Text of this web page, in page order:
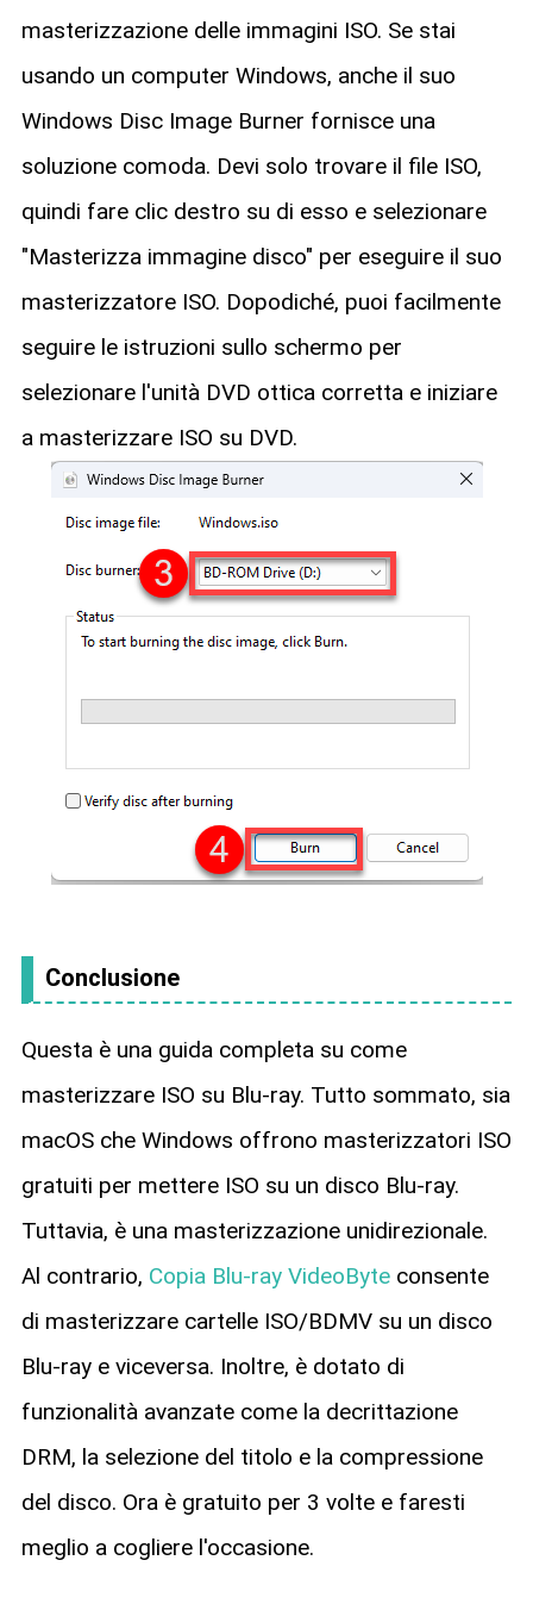
masterizzazione delle immagini ISO. Se stai
usando un computer Windows, anche il suo
Windows Disc Image Burner fornisce una
soluzione comoda. Devi solo trovare il file ISO,
quindi fare clic destro su di esso e selezionare
"Masterizza immagine disco" per eseguire il suo
masterizzatore ISO. Dopodiché, puoi facilmente
seguire le istruzioni sullo schermo per
selezionare l'unità DVD ottica corretta e iniziare
a masterizzare ISO su DVD.
Conclusione
Questa è una guida completa su come
masterizzare ISO su Blu-ray. Tutto sommato, sia
macOS che Windows offrono masterizzatori ISO
gratuiti per mettere ISO su un disco Blu-ray.
Tuttavia, è una masterizzazione unidirezionale.
Al contrario, Copia Blu-ray VideoByteconsente
di masterizzare cartelle ISO/BDMV su un disco
Blu-ray e viceversa. Inoltre, è dotato di
funzionalità avanzate come la decrittazione
DRM, la selezione del titolo e la compressione
del disco. Ora è gratuito per 3 volte e faresti
meglio a cogliere l'occasione.